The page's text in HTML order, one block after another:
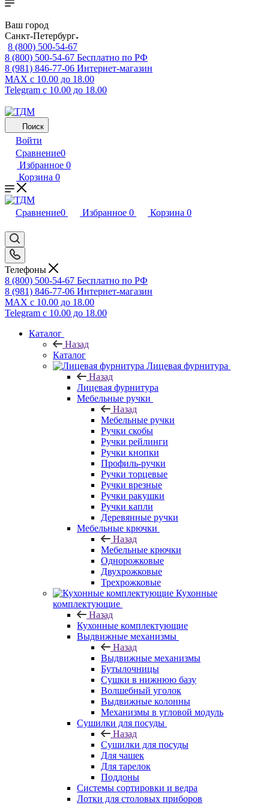
Ваш город
Санкт-Петербург
8 (800) 500-54-67
8 (800) 500-54-67 Бесплатно по РФ
8 (981) 846-77-06 Интернет-магазин
MAX с 10.00 до 18.00
Telegram с 10.00 до 18.00
Поиск
Войти
Сравнение0
Избранное 0
Корзина 0
Сравнение0 Избранное 0 Корзина 0
Телефоны
8 (800) 500-54-67 Бесплатно по РФ
8 (981) 846-77-06 Интернет-магазин
MAX с 10.00 до 18.00
Telegram с 10.00 до 18.00
Каталог
Назад
Каталог
Лицевая фурнитура
Назад
Лицевая фурнитура
Мебельные ручки
Назад
Мебельные ручки
Ручки скобы
Ручки рейлинги
Ручки кнопки
Профиль-ручки
Ручки торцевые
Ручки врезные
Ручки ракушки
Ручки капли
Деревянные ручки
Мебельные крючки
Назад
Мебельные крючки
Однорожковые
Двухрожковые
Трехрожковые
Кухонные
комплектующие
Назад
Кухонные комплектующие
Выдвижные механизмы
Назад
Выдвижные механизмы
Бутылочницы
Сушки в нижнюю базу
Волшебный уголок
Выдвижные колонны
Механизмы в угловой модуль
Сушилки для посуды
Назад
Сушилки для посуды
Для чашек
Для тарелок
Поддоны
Системы сортировки и ведра
Лотки для столовых приборов